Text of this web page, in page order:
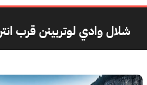
شلال وادي لوتربينن قرب